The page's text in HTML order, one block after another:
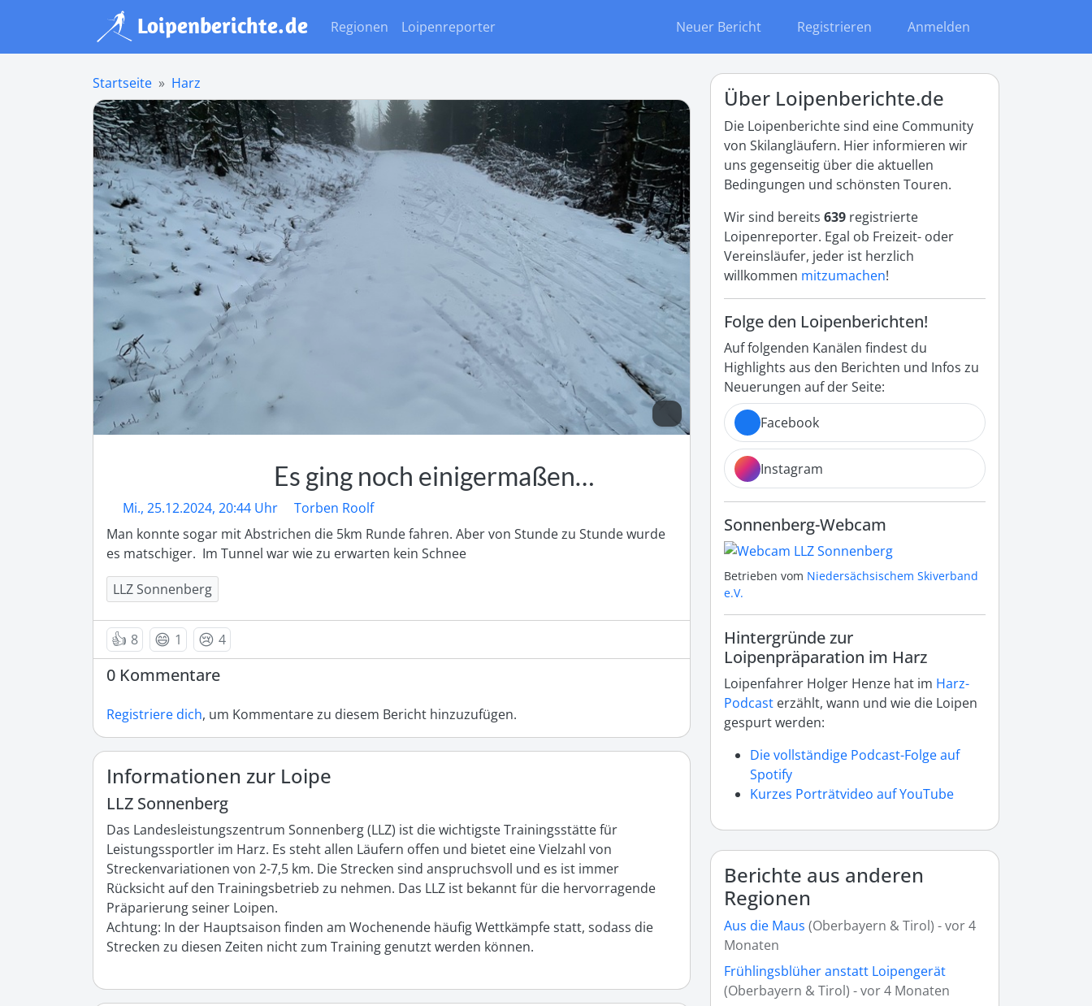
Regionen Loipenreporter Neuer Bericht Registrieren Anmelden
Startseite Harz
Es ging noch einigermaßen…
Mi., 25.12.2024, 20:44 Uhr
Torben Roolf
Man konnte sogar mit Abstrichen die 5km Runde fahren. Aber von Stunde zu Stunde wurde
es matschiger.  Im Tunnel war wie zu erwarten kein Schnee
LLZ Sonnenberg
👍 8 😄 1 😢 4
0 Kommentare
Registriere dich, um Kommentare zu diesem Bericht hinzuzufügen.
Informationen zur Loipe
LLZ Sonnenberg
Das Landesleistungszentrum Sonnenberg (LLZ) ist die wichtigste Trainingsstätte für
Leistungssportler im Harz. Es steht allen Läufern offen und bietet eine Vielzahl von
Streckenvariationen von 2-7,5 km. Die Strecken sind anspruchsvoll und es ist immer
Rücksicht auf den Trainingsbetrieb zu nehmen. Das LLZ ist bekannt für die hervorragende
Präparierung seiner Loipen.
Achtung: In der Hauptsaison finden am Wochenende häufig Wettkämpfe statt, sodass die
Strecken zu diesen Zeiten nicht zum Training genutzt werden können.
Über Loipenberichte.de
Die Loipenberichte sind eine Community
von Skilangläufern. Hier informieren wir
uns gegenseitig über die aktuellen
Bedingungen und schönsten Touren.
Wir sind bereits 639 registrierte
Loipenreporter. Egal ob Freizeit- oder
Vereinsläufer, jeder ist herzlich
willkommen mitzumachen!
Folge den Loipenberichten!
Auf folgenden Kanälen findest du
Highlights aus den Berichten und Infos zu
Neuerungen auf der Seite:
Facebook
Instagram
Sonnenberg-Webcam
Betrieben vom Niedersächsischem Skiverband
e.V.
Hintergründe zur
Loipenpräparation im Harz
Loipenfahrer Holger Henze hat im Harz-
Podcast erzählt, wann und wie die Loipen
gespurt werden:
Die vollständige Podcast-Folge auf
Spotify
Kurzes Porträtvideo auf YouTube
Berichte aus anderen
Regionen
Aus die Maus (Oberbayern & Tirol) - vor 4
Monaten
Frühlingsblüher anstatt Loipengerät
(Oberbayern & Tirol) - vor 4 Monaten